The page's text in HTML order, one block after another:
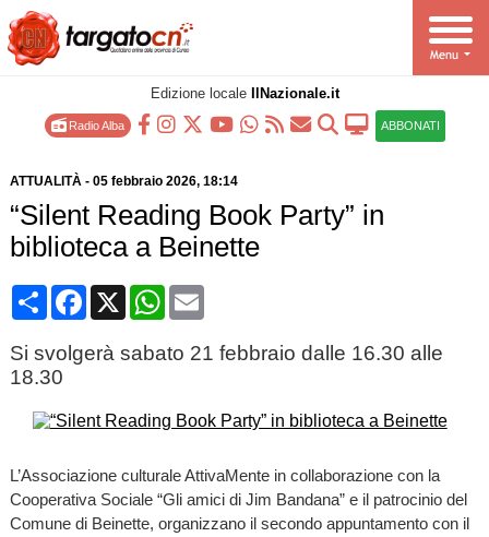
Edizione locale IlNazionale.it
Radio Alba ABBONATI
ATTUALITÀ- 05 febbraio 2026, 18:14
“Silent Reading Book Party” in
biblioteca a Beinette
CondividiFacebook
X WhatsApp
Email
Si svolgerà sabato 21 febbraio dalle 16.30 alle
18.30
L’Associazione culturale AttivaMente in collaborazione con la
Cooperativa Sociale “Gli amici di Jim Bandana” e il patrocinio del
Comune di Beinette, organizzano il secondo appuntamento con il